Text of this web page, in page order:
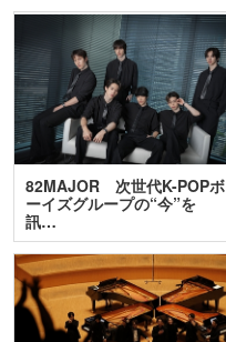
82MAJOR 次世代K-POPボ
ーイズグループの“今”を
訊…